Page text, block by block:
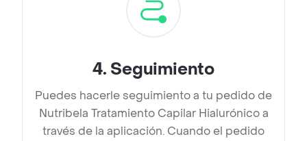
4. Seguimiento
Puedes hacerle seguimiento a tu pedido de
Nutribela Tratamiento Capilar Hialurónico a
través de la aplicación. Cuando el pedido